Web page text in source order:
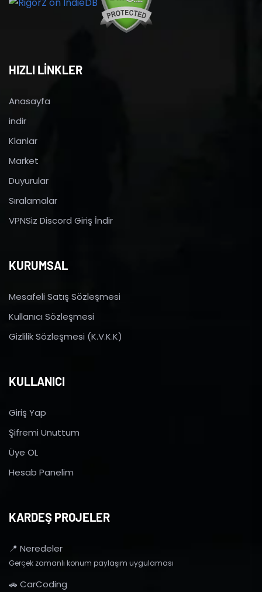
HIZLI LİNKLER
Anasayfa
indir
Klanlar
Market
Duyurular
Sıralamalar
VPNSiz Discord Giriş İndir
KURUMSAL
Mesafeli Satış Sözleşmesi
Kullanıcı Sözleşmesi
Gizlilik Sözleşmesi (K.V.K.K)
KULLANICI
Giriş Yap
Şifremi Unuttum
Üye OL
Hesab Panelim
KARDEŞ PROJELER
📍 Neredeler
Gerçek zamanlı konum paylaşım uygulaması
🚗 CarCoding